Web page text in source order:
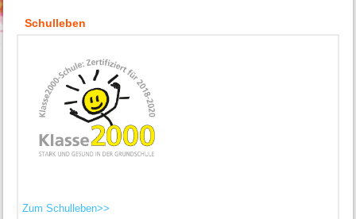
Schulleben
Zum Schulleben>>